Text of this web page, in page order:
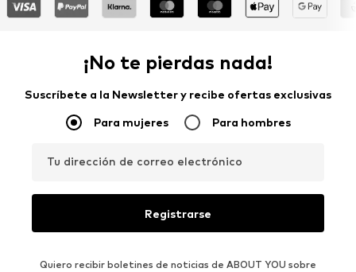
¡No te pierdas nada!
Suscríbete a la Newsletter y recibe ofertas exclusivas
Para mujeres Para hombres
Tu dirección de correo electrónico
Registrarse
Quiero recibir boletines de noticias de ABOUT YOU sobre